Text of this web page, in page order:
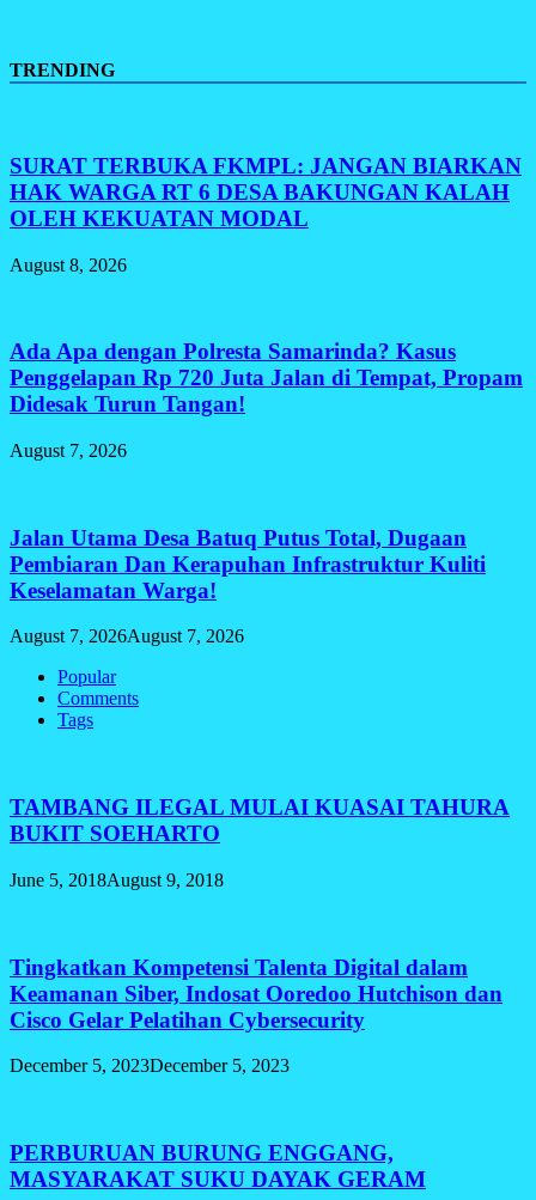
TRENDING
SURAT TERBUKA FKMPL: JANGAN BIARKAN
HAK WARGA RT 6 DESA BAKUNGAN KALAH
OLEH KEKUATAN MODAL
August 8, 2026
Ada Apa dengan Polresta Samarinda? Kasus
Penggelapan Rp 720 Juta Jalan di Tempat, Propam
Didesak Turun Tangan!
August 7, 2026
Jalan Utama Desa Batuq Putus Total, Dugaan
Pembiaran Dan Kerapuhan Infrastruktur Kuliti
Keselamatan Warga!
August 7, 2026August 7, 2026
Popular
Comments
Tags
TAMBANG ILEGAL MULAI KUASAI TAHURA
BUKIT SOEHARTO
June 5, 2018August 9, 2018
Tingkatkan Kompetensi Talenta Digital dalam
Keamanan Siber, Indosat Ooredoo Hutchison dan
Cisco Gelar Pelatihan Cybersecurity
December 5, 2023December 5, 2023
PERBURUAN BURUNG ENGGANG,
MASYARAKAT SUKU DAYAK GERAM